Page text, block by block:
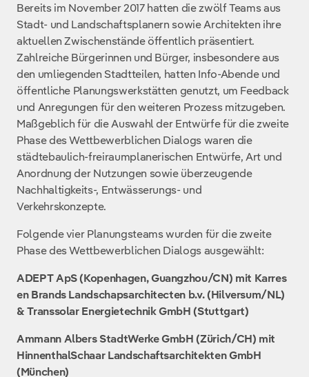
Bereits im November 2017 hatten die zwölf Teams aus
Stadt- und Landschaftsplanern sowie Architekten ihre
aktuellen Zwischenstände öffentlich präsentiert.
Zahlreiche Bürgerinnen und Bürger, insbesondere aus
den umliegenden Stadtteilen, hatten Info-Abende und
öffentliche Planungswerkstätten genutzt, um Feedback
und Anregungen für den weiteren Prozess mitzugeben.
Maßgeblich für die Auswahl der Entwürfe für die zweite
Phase des Wettbewerblichen Dialogs waren die
städtebaulich-freiraumplanerischen Entwürfe, Art und
Anordnung der Nutzungen sowie überzeugende
Nachhaltigkeits-, Entwässerungs- und
Verkehrskonzepte.
Folgende vier Planungsteams wurden für die zweite
Phase des Wettbewerblichen Dialogs ausgewählt:
ADEPT ApS (Kopenhagen, Guangzhou/CN) mit Karres
en Brands Landschapsarchitecten b.v. (Hilversum/NL)
& Transsolar Energietechnik GmbH (Stuttgart)
Ammann Albers StadtWerke GmbH (Zürich/CH) mit
HinnenthalSchaar Landschaftsarchitekten GmbH
(München)